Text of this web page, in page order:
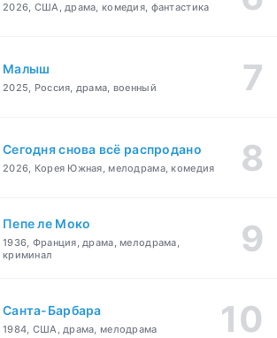
2026, США, драма, комедия, фантастика
Малыш
2025, Россия, драма, военный
Сегодня снова всё распродано
2026, Корея Южная, мелодрама, комедия
Пепе ле Моко
1936, Франция, драма, мелодрама,
криминал
Санта-Барбара
1984, США, драма, мелодрама